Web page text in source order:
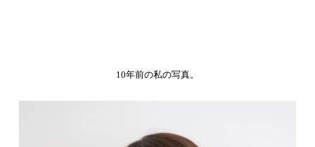
10年前の私の写真。